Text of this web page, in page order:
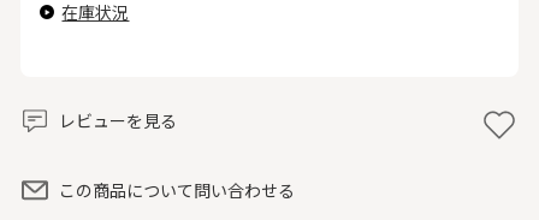
在庫状況
レビューを見る
この商品について問い合わせる